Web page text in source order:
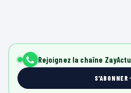
Rejoignez la chaîne ZayActu
S'ABONNER